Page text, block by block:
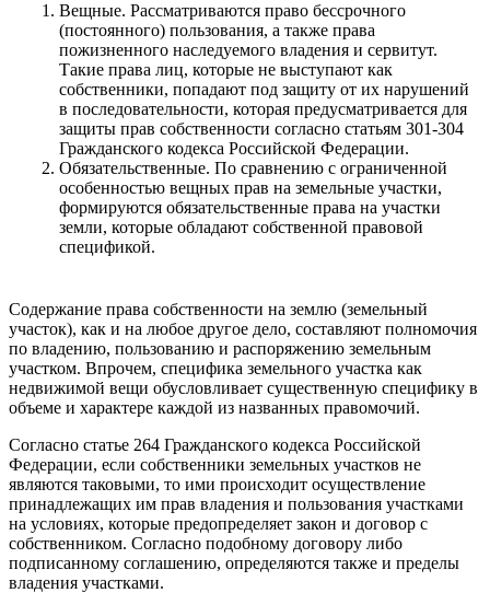
Вещные. Рассматриваются право бессрочного
(постоянного) пользования, а также права
пожизненного наследуемого владения и сервитут.
Такие права лиц, которые не выступают как
собственники, попадают под защиту от их нарушений
в последовательности, которая предусматривается для
защиты прав собственности согласно статьям 301-304
Гражданского кодекса Российской Федерации.
Обязательственные. По сравнению с ограниченной
особенностью вещных прав на земельные участки,
формируются обязательственные права на участки
земли, которые обладают собственной правовой
спецификой.
Содержание права собственности на землю (земельный
участок), как и на любое другое дело, составляют полномочия
по владению, пользованию и распоряжению земельным
участком. Впрочем, специфика земельного участка как
недвижимой вещи обусловливает существенную специфику в
объеме и характере каждой из названных правомочий.
Согласно статье 264 Гражданского кодекса Российской
Федерации, если собственники земельных участков не
являются таковыми, то ими происходит осуществление
принадлежащих им прав владения и пользования участками
на условиях, которые предопределяет закон и договор с
собственником. Согласно подобному договору либо
подписанному соглашению, определяются также и пределы
владения участками.